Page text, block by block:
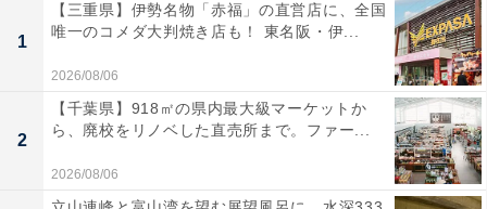
1
【三重県】伊勢名物「赤福」の直営店に、全国
唯一のコメダ大判焼き店も！ 東名阪・伊...
2026/08/06
2
【千葉県】918㎡の県内最大級マーケットか
ら、廃校をリノベした直売所まで。ファー...
2026/08/06